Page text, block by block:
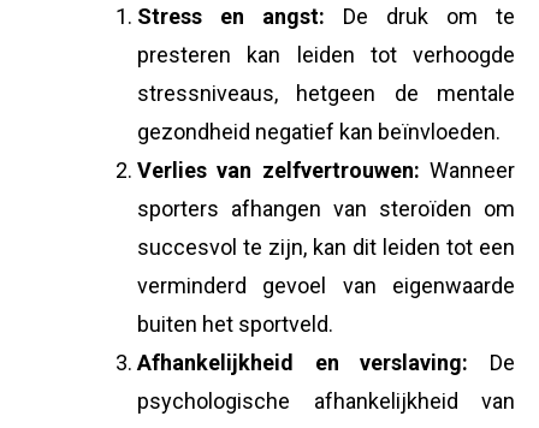
Stress en angst: De druk om te
presteren kan leiden tot verhoogde
stressniveaus, hetgeen de mentale
gezondheid negatief kan beïnvloeden.
Verlies van zelfvertrouwen: Wanneer
sporters afhangen van steroïden om
succesvol te zijn, kan dit leiden tot een
verminderd gevoel van eigenwaarde
buiten het sportveld.
Afhankelijkheid en verslaving: De
psychologische afhankelijkheid van